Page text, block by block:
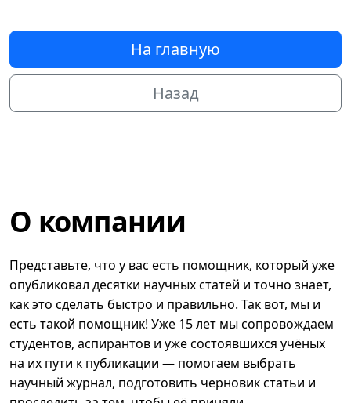
На главную
Назад
О компании
Представьте, что у вас есть помощник, который уже
опубликовал десятки научных статей и точно знает,
как это сделать быстро и правильно. Так вот, мы и
есть такой помощник! Уже 15 лет мы сопровождаем
студентов, аспирантов и уже состоявшихся учёных
на их пути к публикации — помогаем выбрать
научный журнал, подготовить черновик статьи и